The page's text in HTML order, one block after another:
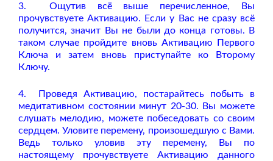
3.
Ощутив всё выше перечисленное, Вы
прочувствуете Активацию. Если у Вас не сразу всё
получится, значит Вы не были до конца готовы. В
таком случае пройдите вновь Активацию Первого
Ключа и затем вновь приступайте ко Второму
Ключу.
4.
Проведя Активацию, постарайтесь побыть в
медитативном состоянии минут 20-30. Вы можете
слушать мелодию, можете побеседовать со своим
сердцем. Уловите перемену, произошедшую с Вами.
Ведь только уловив эту перемену, Вы по
настоящему прочувствуете Активацию данного